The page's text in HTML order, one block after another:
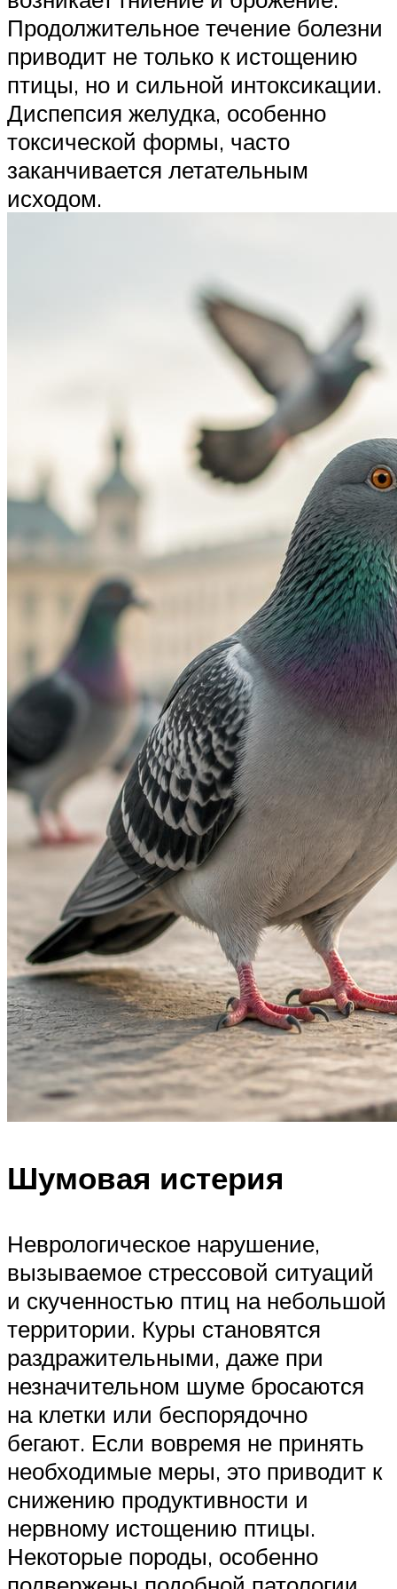
Продолжительное течение болезни
приводит не только к истощению
птицы, но и сильной интоксикации.
Диспепсия желудка, особенно
токсической формы, часто
заканчивается летательным
исходом.
Шумовая истерия
Неврологическое нарушение,
вызываемое стрессовой ситуаций
и скученностью птиц на небольшой
территории. Куры становятся
раздражительными, даже при
незначительном шуме бросаются
на клетки или беспорядочно
бегают. Если вовремя не принять
необходимые меры, это приводит к
снижению продуктивности и
нервному истощению птицы.
Некоторые породы, особенно